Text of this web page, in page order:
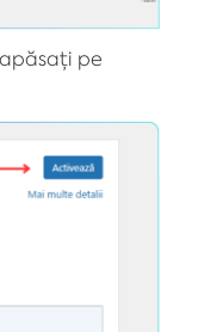
pe